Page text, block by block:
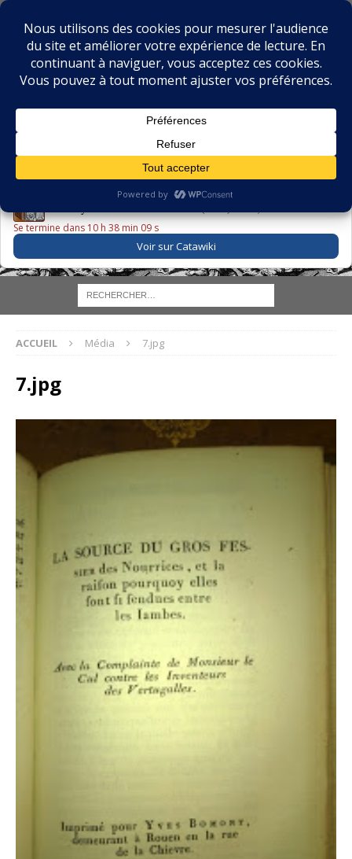
BIBLIOPHILIE.COM
LE BLOG DU BIBLIOPHILE, DES BIBLIOPHILES, DE LA
LE LIVRE DU JOUR
Se termine dans 10 h 38 min 09 s
Voir sur Catawiki
ACCUEIL Média 7.jpg
7.jpg